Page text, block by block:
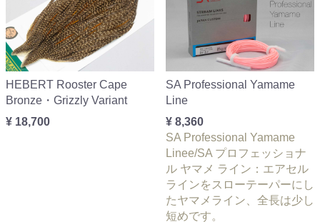
HEBERT Rooster Cape
Bronze・Grizzly Variant
¥ 18,700
SA Professional Yamame
Line
¥ 8,360
SA Professional Yamame
Linee/SA プロフェッショナ
ル ヤマメ ライン：エアセル
ラインをスローテーパーにし
たヤマメライン、全長は少し
短めです。